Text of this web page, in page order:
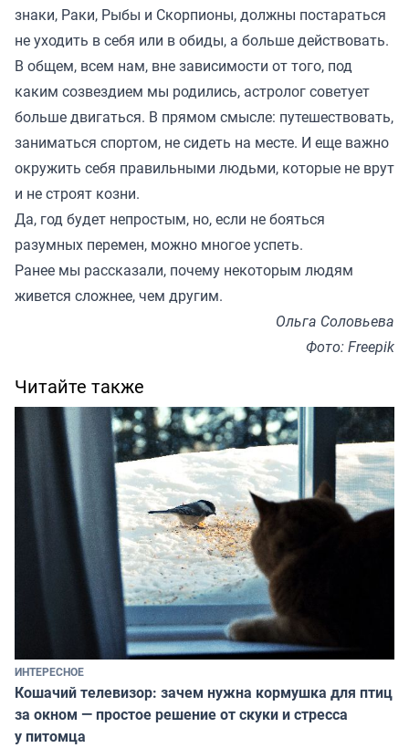
знаки, Раки, Рыбы и Скорпионы, должны постараться
не уходить в себя или в обиды, а больше действовать.
В общем, всем нам, вне зависимости от того, под
каким созвездием мы родились, астролог советует
больше двигаться. В прямом смысле: путешествовать,
заниматься спортом, не сидеть на месте. И еще важно
окружить себя правильными людьми, которые не врут
и не строят козни.
Да, год будет непростым, но, если не бояться
разумных перемен, можно многое успеть.
Ранее мы рассказали, почему некоторым людям
живется сложнее, чем другим.
Ольга Соловьева
Фото: Freepik
Читайте также
ИНТЕРЕСНОЕ
Кошачий телевизор: зачем нужна кормушка для птиц
за окном — простое решение от скуки и стресса
у питомца